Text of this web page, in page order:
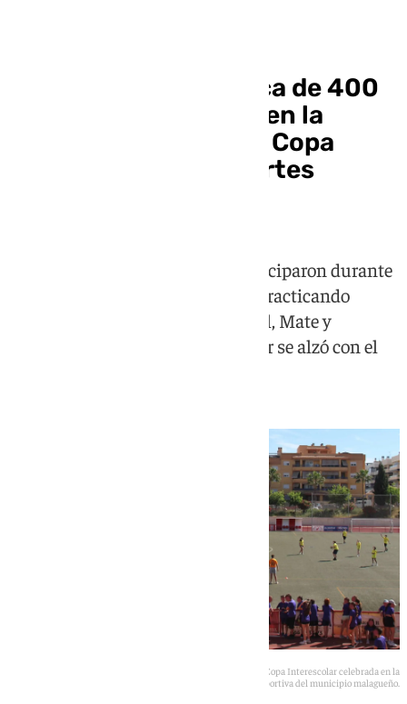
Cártama reúne a cerca de 400
alumnos de Primaria en la
tercera edición de su Copa
Interescolar de Deportes
Siete colegios de la localidad participaron durante
dos días en la Ciudad Deportiva practicando
disciplinas como KinBall, Colpbol, Mate y
Futbeisbol. El CEIP Flor de Azahar se alzó con el
400 alumnos de seis colegios de Cártama participaron en la III Copa Interescolar celebrada en la
Ciudad Deportiva del municipio malagueño.